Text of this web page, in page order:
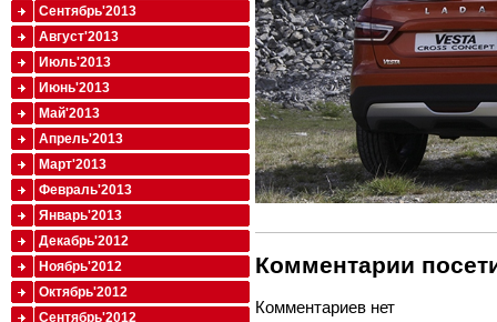
Комментарии
Комментариев нет
Сентябрь'2013
Август'2013
Июль'2013
Июнь'2013
Май'2013
Апрель'2013
Март'2013
Февраль'2013
Январь'2013
Декабрь'2012
Ноябрь'2012
Октябрь'2012
Сентябрь'2012